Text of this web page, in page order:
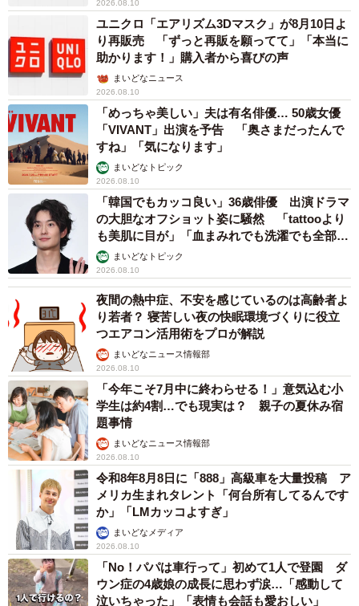
5/6
長崎県警は新メンバー(職員)を募集する！／長崎県警察 公式Xより
「俺らは夏に向けて体を鍛えてっぞ……ドラララアァァー
ー!!!」警察官募集の告知とともに、パッションがあふれ出て
います。
2026.08.10
ユニクロ「エアリズム3Dマスク」が8月10日よ
り再販売 「ずっと再販を願ってて」「本当に
助かります！」購入者から喜びの声
まいどなニュース
2026.08.10
「めっちゃ美しい」夫は有名俳優… 50歳女優
「VIVANT」出演を予告 「奥さまだったんで
すね」「気になります」
まいどなトピック
2026.08.10
「韓国でもカッコ良い」36歳俳優 出演ドラマ
の大胆なオフショット姿に騒然 「tattooより
も美肌に目が」「血まみれでも洗濯でも全部か
っこいい」
まいどなトピック
2026.08.10
夜間の熱中症、不安を感じているのは高齢者よ
り若者？ 寝苦しい夜の快眠環境づくりに役立
つエアコン活用術をプロが解説
まいどなニュース情報部
2026.08.10
「今年こそ7月中に終わらせる！」意気込む小
学生は約4割…でも現実は？ 親子の夏休み宿
題事情
まいどなニュース情報部
2026.08.10
令和8年8月8日に「888」高級車を大量投稿 ア
メリカ生まれタレント「何台所有してるんです
か」「LMカッコよすぎ」
まいどなメディア
2026.08.10
「No！パパは車行って」初めて1人で登園 ダ
ウン症の4歳娘の成長に思わず涙…「感動して
泣いちゃった」「表情も会話も愛おしい」